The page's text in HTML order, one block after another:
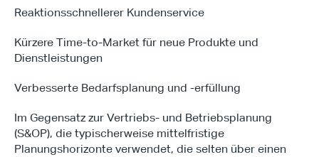
Reaktionsschnellerer Kundenservice
Kürzere Time-to-Market für neue Produkte und
Dienstleistungen
Verbesserte Bedarfsplanung und -erfüllung
Im Gegensatz zur Vertriebs- und Betriebsplanung
(S&OP), die typischerweise mittelfristige
Planungshorizonte verwendet, die selten über einen